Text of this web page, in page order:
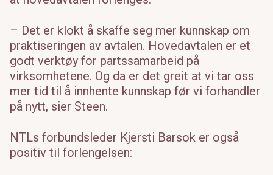
– Det er klokt å skaffe seg mer kunnskap om
praktiseringen av avtalen. Hovedavtalen er et
godt verktøy for partssamarbeid på
virksomhetene. Og da er det greit at vi tar oss
mer tid til å innhente kunnskap før vi forhandler
på nytt, sier Steen.
NTLs forbundsleder Kjersti Barsok er også
positiv til forlengelsen: